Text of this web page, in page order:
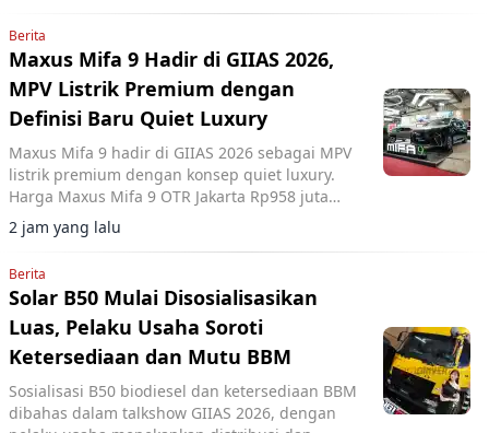
Berita
Maxus Mifa 9 Hadir di GIIAS 2026,
MPV Listrik Premium dengan
Definisi Baru Quiet Luxury
Maxus Mifa 9 hadir di GIIAS 2026 sebagai MPV
listrik premium dengan konsep quiet luxury.
Harga Maxus Mifa 9 OTR Jakarta Rp958 juta
dilengkapi baterai 90 kWh dan fitur kabin
mewah.
2 jam yang lalu
Berita
Solar B50 Mulai Disosialisasikan
Luas, Pelaku Usaha Soroti
Ketersediaan dan Mutu BBM
Sosialisasi B50 biodiesel dan ketersediaan BBM
dibahas dalam talkshow GIIAS 2026, dengan